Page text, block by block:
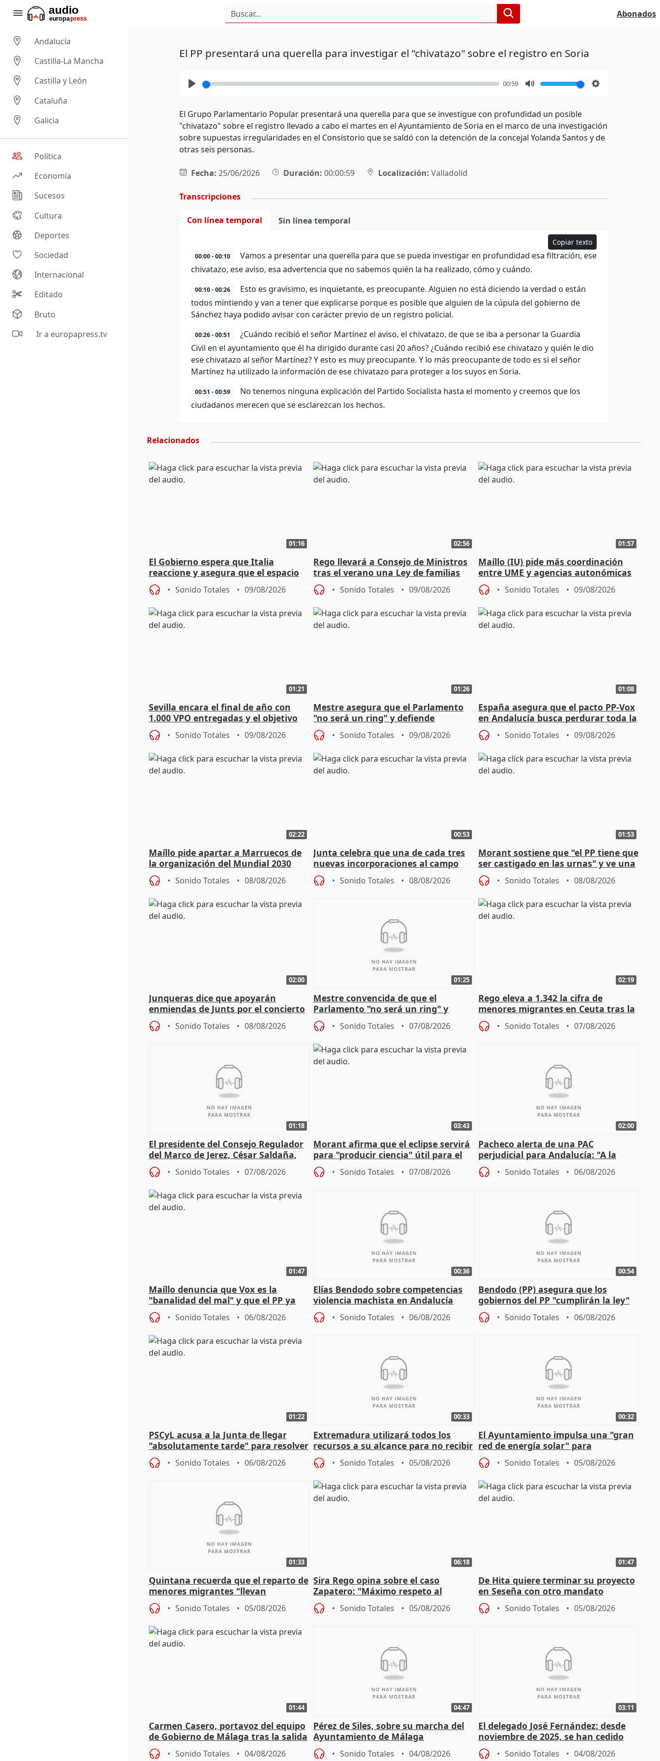
Abonados
Andalucía
Castilla-La Mancha
Castilla y León
Cataluña
Galicia
Política
Economía
Sucesos
Cultura
Deportes
Sociedad
Internacional
Editado
Bruto
Ir a europapress.tv
El PP presentará una querella para investigar el "chivatazo" sobre el registro en Soria
00:59
El Grupo Parlamentario Popular presentará una querella para que se investigue con profundidad un posible
"chivatazo" sobre el registro llevado a cabo el martes en el Ayuntamiento de Soria en el marco de una investigación
sobre supuestas irregularidades en el Consistorio que se saldó con la detención de la concejal Yolanda Santos y de
otras seis personas.
Fecha: 25/06/2026 Duración: 00:00:59 Localización: Valladolid
Transcripciones
Con línea temporal Sin línea temporal
Copiar texto
00:00 - 00:10
Vamos a presentar una querella para que se pueda investigar en profundidad esa filtración, ese
chivatazo, ese aviso, esa advertencia que no sabemos quién la ha realizado, cómo y cuándo.
00:10 - 00:26
Esto es gravísimo, es inquietante, es preocupante. Alguien no está diciendo la verdad o están
todos mintiendo y van a tener que explicarse porque es posible que alguien de la cúpula del gobierno de
Sánchez haya podido avisar con carácter previo de un registro policial.
00:26 - 00:51
¿Cuándo recibió el señor Martínez el aviso, el chivatazo, de que se iba a personar la Guardia
Civil en el ayuntamiento que él ha dirigido durante casi 20 años? ¿Cuándo recibió ese chivatazo y quién le dio
ese chivatazo al señor Martínez? Y esto es muy preocupante. Y lo más preocupante de todo es si el señor
Martínez ha utilizado la información de ese chivatazo para proteger a los suyos en Soria.
00:51 - 00:59
No tenemos ninguna explicación del Partido Socialista hasta el momento y creemos que los
ciudadanos merecen que se esclarezcan los hechos.
Relacionados
01:16
El Gobierno espera que Italia
reaccione y asegura que el espacio
Schengen "no ha sido violado"
Sonido Totales 09/08/2026
02:56
Rego llevará a Consejo de Ministros
tras el verano una Ley de familias
acogedoras
Sonido Totales 09/08/2026
01:57
Maíllo (IU) pide más coordinación
entre UME y agencias autonómicas
Sonido Totales 09/08/2026
01:21
Sevilla encara el final de año con
1.000 VPO entregadas y el objetivo
de abaratar precios
Sonido Totales 09/08/2026
01:26
Mestre asegura que el Parlamento
"no será un ring" y defiende
"estabilidad" del pacto con Vox
Sonido Totales 09/08/2026
01:08
España asegura que el pacto PP-Vox
en Andalucía busca perdurar toda la
legislatura
Sonido Totales 09/08/2026
02:22
Maíllo pide apartar a Marruecos de
la organización del Mundial 2030
Sonido Totales 08/08/2026
00:53
Junta celebra que una de cada tres
nuevas incorporaciones al campo
andaluz son mujeres jóvenes
Sonido Totales 08/08/2026
01:53
Morant sostiene que "el PP tiene que
ser castigado en las urnas" y ve una
"pulsión de cambio"
Sonido Totales 08/08/2026
02:00
Junqueras dice que apoyarán
enmiendas de Junts por el concierto
en el trámite de financiación
Sonido Totales 08/08/2026
01:25
Mestre convencida de que el
Parlamento "no será un ring" y
defiende "estabilidad" del pacto con
Vox
Sonido Totales 07/08/2026
02:19
Rego eleva a 1.342 la cifra de
menores migrantes en Ceuta tras la
entrada masiva
Sonido Totales 07/08/2026
01:18
El presidente del Consejo Regulador
del Marco de Jerez, César Saldaña,
sobre exportaciones
Sonido Totales 07/08/2026
03:43
Morant afirma que el eclipse servirá
para "producir ciencia" útil para el
resto del mundo
Sonido Totales 07/08/2026
02:00
Pacheco alerta de una PAC
perjudicial para Andalucía: "A la
agricultura hay que protegerla"
Sonido Totales 06/08/2026
01:47
Maíllo denuncia que Vox es la
"banalidad del mal" y que el PP ya
asume todas sus tesis
Sonido Totales 06/08/2026
00:36
Elías Bendodo sobre competencias
violencia machista en Andalucía
Sonido Totales 06/08/2026
00:54
Bendodo (PP) asegura que los
gobiernos del PP "cumplirán la ley"
sobre los menores migrantes
Sonido Totales 06/08/2026
01:22
PSCyL acusa a la Junta de llegar
"absolutamente tarde" para resolver
problemas como Newcastle
Sonido Totales 06/08/2026
00:33
Extremadura utilizará todos los
recursos a su alcance para no recibir
más menores migrantes
Sonido Totales 05/08/2026
00:32
El Ayuntamiento impulsa una "gran
red de energía solar" para
autoconsumo
Sonido Totales 05/08/2026
01:33
Quintana recuerda que el reparto de
menores migrantes "llevan
aportación del Gobierno" central
Sonido Totales 05/08/2026
06:18
Sira Rego opina sobre el caso
Zapatero: "Máximo respeto al
proceso judicial"
Sonido Totales 05/08/2026
01:47
De Hita quiere terminar su proyecto
en Seseña con otro mandato
Sonido Totales 05/08/2026
01:44
Carmen Casero, portavoz del equipo
de Gobierno de Málaga tras la salida
de Pérez de Siles
Sonido Totales 04/08/2026
04:47
Pérez de Siles, sobre su marcha del
Ayuntamiento de Málaga
Sonido Totales 04/08/2026
03:11
El delegado José Fernández: desde
noviembre de 2025, se han cedido
9.810 ayudas por nacimiento
Sonido Totales 04/08/2026